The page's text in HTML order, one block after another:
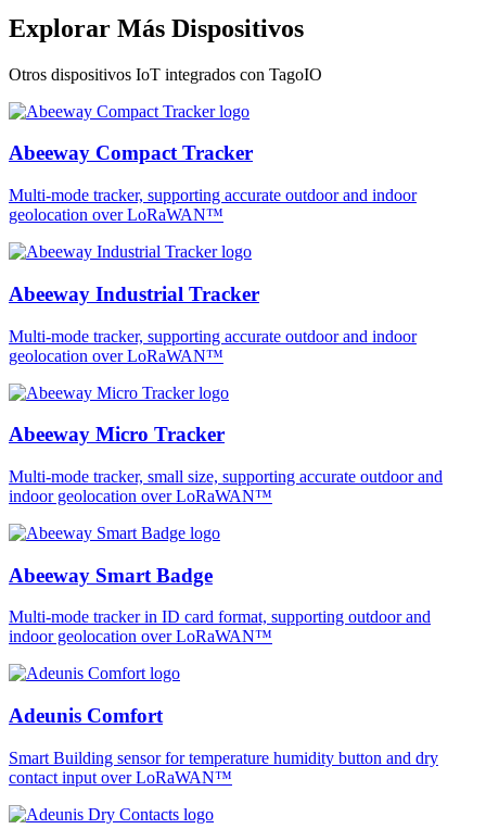
Explorar Más Dispositivos
Otros dispositivos IoT integrados con TagoIO
Abeeway Compact Tracker
Multi-mode tracker, supporting accurate outdoor and indoor
geolocation over LoRaWAN™
Abeeway Industrial Tracker
Multi-mode tracker, supporting accurate outdoor and indoor
geolocation over LoRaWAN™
Abeeway Micro Tracker
Multi-mode tracker, small size, supporting accurate outdoor and
indoor geolocation over LoRaWAN™
Abeeway Smart Badge
Multi-mode tracker in ID card format, supporting outdoor and
indoor geolocation over LoRaWAN™
Adeunis Comfort
Smart Building sensor for temperature humidity button and dry
contact input over LoRaWAN™